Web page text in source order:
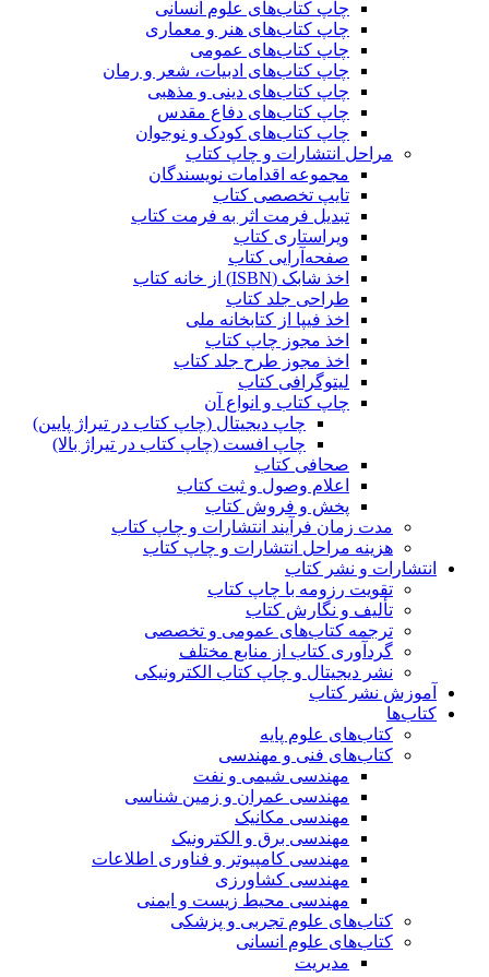
چاپ کتاب‌های علوم انسانی
چاپ کتاب‌های هنر و معماری
چاپ کتاب‌های عمومی
چاپ کتاب‌های ادبیات، شعر و رمان
چاپ کتاب‌های دینی و مذهبی
چاپ کتاب‌های دفاع مقدس
چاپ کتاب‌های کودک و نوجوان
مراحل انتشارات و چاپ کتاب
مجموعه اقدامات نویسندگان
تایپ تخصصی کتاب
تبدیل فرمت اثر به فرمت کتاب
ویراستاری کتاب
صفحه‌آرایی کتاب
اخذ شابک (ISBN) از خانه کتاب
طراحی جلد کتاب
اخذ فیپا از کتابخانه ملی
اخذ مجوز چاپ کتاب
اخذ مجوز طرح جلد کتاب
لیتوگرافی کتاب
چاپ کتاب و انواع آن
چاپ دیجیتال (چاپ کتاب در تیراژ پایین)
چاپ افست (چاپ کتاب در تیراژ بالا)
صحافی کتاب
اعلام وصول و ثبت کتاب
پخش و فروش کتاب
مدت زمان فرآیند انتشارات و چاپ کتاب
هزینه مراحل انتشارات و چاپ کتاب
انتشارات و نشر کتاب
تقویت رزومه با چاپ کتاب
تألیف و نگارش کتاب
ترجمه کتاب‌های عمومی و تخصصی
گردآوری کتاب از منابع مختلف
نشر دیجیتال و چاپ کتاب الکترونیکی
آموزش نشر کتاب
کتاب‌ها
کتاب‌های علوم پایه
کتاب‌های فنی و مهندسی
مهندسی شیمی و نفت
مهندسی عمران و زمین شناسی
مهندسی مکانیک
مهندسی برق و الکترونیک
مهندسی کامپیوتر و فناوری اطلاعات
مهندسی کشاورزی
مهندسی محیط زیست و ایمنی
کتاب‌های علوم تجربی و پزشکی
کتاب‌های علوم انسانی
مدیریت